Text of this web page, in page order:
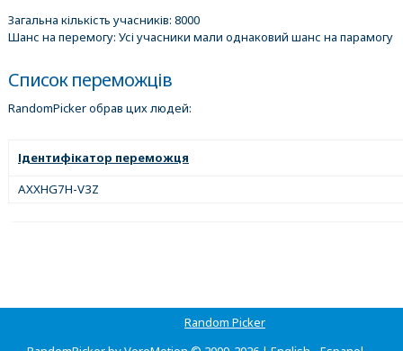
Загальна кількість учасників: 8000
Шанс на перемогу: Усі учасники мали однаковий шанс на парамогу
Список переможців
RandomPicker обрав цих людей:
Ідентифікатор переможця
AXXHG7H-V3Z
Random Picker